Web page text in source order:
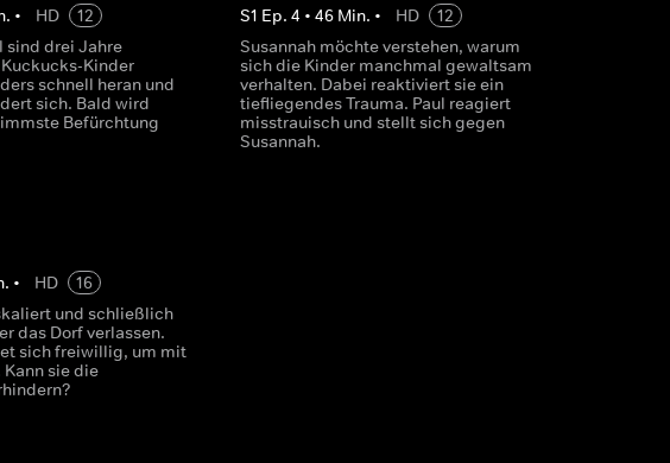
• HD
12
sind drei Jahre
Kinder
schnell heran und
sich. Bald wird
Befürchtung
S1 Ep. 4 • 46Min. • HD
12
Susannah möchte verstehen, warum
sich die Kinder manchmal gewaltsam
verhalten. Dabei reaktiviert sie ein
tiefliegendes Trauma. Paul reagiert
misstrauisch und stellt sich gegen
Susannah.
• HD
16
und schließlich
das Dorf verlassen.
sich freiwillig, um mit
Kann sie die